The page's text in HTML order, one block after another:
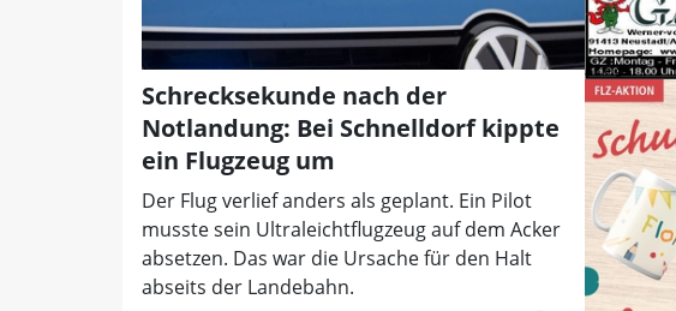
Schrecksekunde nach der
Notlandung: Bei Schnelldorf kippte
ein Flugzeug um
Der Flug verlief anders als geplant. Ein Pilot
musste sein Ultraleichtflugzeug auf dem Acker
absetzen. Das war die Ursache für den Halt
abseits der Landebahn.